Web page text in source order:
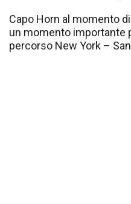
Capo Horn al momento
un momento importante
percorso New York –